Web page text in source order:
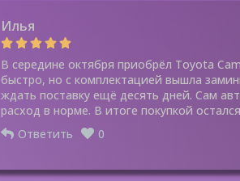
Илья
В середине октября приобрёл Toyota
быстро, но с комплектацией вышла
ждать поставку ещё десять дней. Сам
расход в норме. В итоге покупкой
Ответить
0